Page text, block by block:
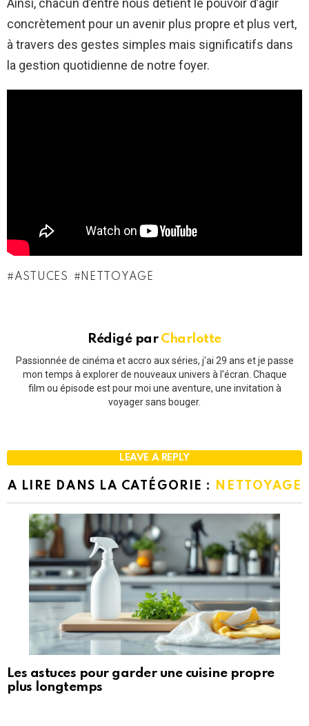
Ainsi, chacun d’entre nous détient le pouvoir d’agir
concrètement pour un avenir plus propre et plus vert,
à travers des gestes simples mais significatifs dans
la gestion quotidienne de notre foyer.
ASTUCES NETTOYAGE
Rédigé par Charlotte
Passionnée de cinéma et accro aux séries, j'ai 29 ans et je passe
mon temps à explorer de nouveaux univers à l'écran. Chaque
film ou épisode est pour moi une aventure, une invitation à
voyager sans bouger.
LEAVE A REPLY
A LIRE DANS LA CATÉGORIE : NETTOYAGE
Les astuces pour garder une cuisine propre
plus longtemps